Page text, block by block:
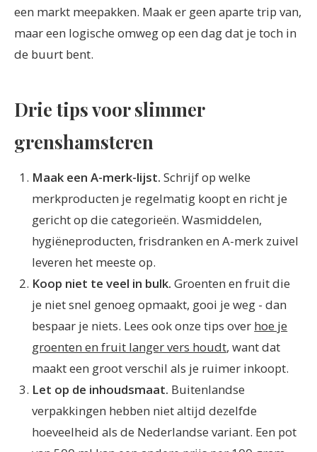
een markt meepakken. Maak er geen aparte trip van,
maar een logische omweg op een dag dat je toch in
de buurt bent.
Drie tips voor slimmer
grenshamsteren
Maak een A-merk-lijst. Schrijf op welke
merkproducten je regelmatig koopt en richt je
gericht op die categorieën. Wasmiddelen,
hygiëneproducten, frisdranken en A-merk zuivel
leveren het meeste op.
Koop niet te veel in bulk. Groenten en fruit die
je niet snel genoeg opmaakt, gooi je weg - dan
bespaar je niets. Lees ook onze tips over hoe je
groenten en fruit langer vers houdt, want dat
maakt een groot verschil als je ruimer inkoopt.
Let op de inhoudsmaat. Buitenlandse
verpakkingen hebben niet altijd dezelfde
hoeveelheid als de Nederlandse variant. Een pot